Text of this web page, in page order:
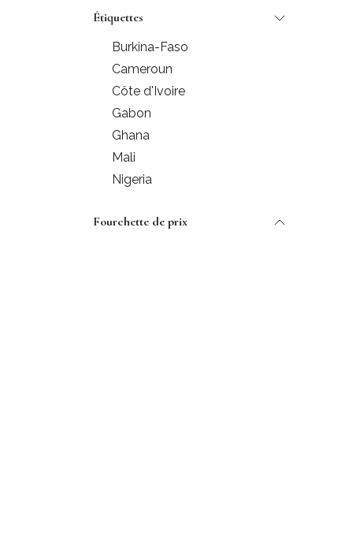
Étiquettes
Burkina-Faso
Cameroun
Côte d'Ivoire
Gabon
Ghana
Mali
Nigeria
Fourchette de prix